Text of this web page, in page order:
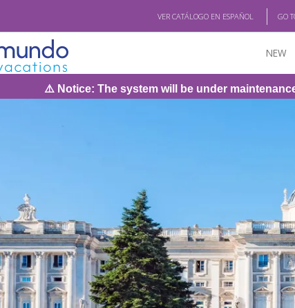
VER CATÁLOGO EN ESPAÑOL GO
NEW
The system will be under maintenance on